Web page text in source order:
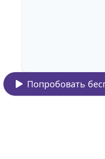
Попробовать
Запишите первые